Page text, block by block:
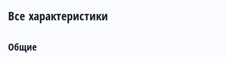
Все характеристики
Общие